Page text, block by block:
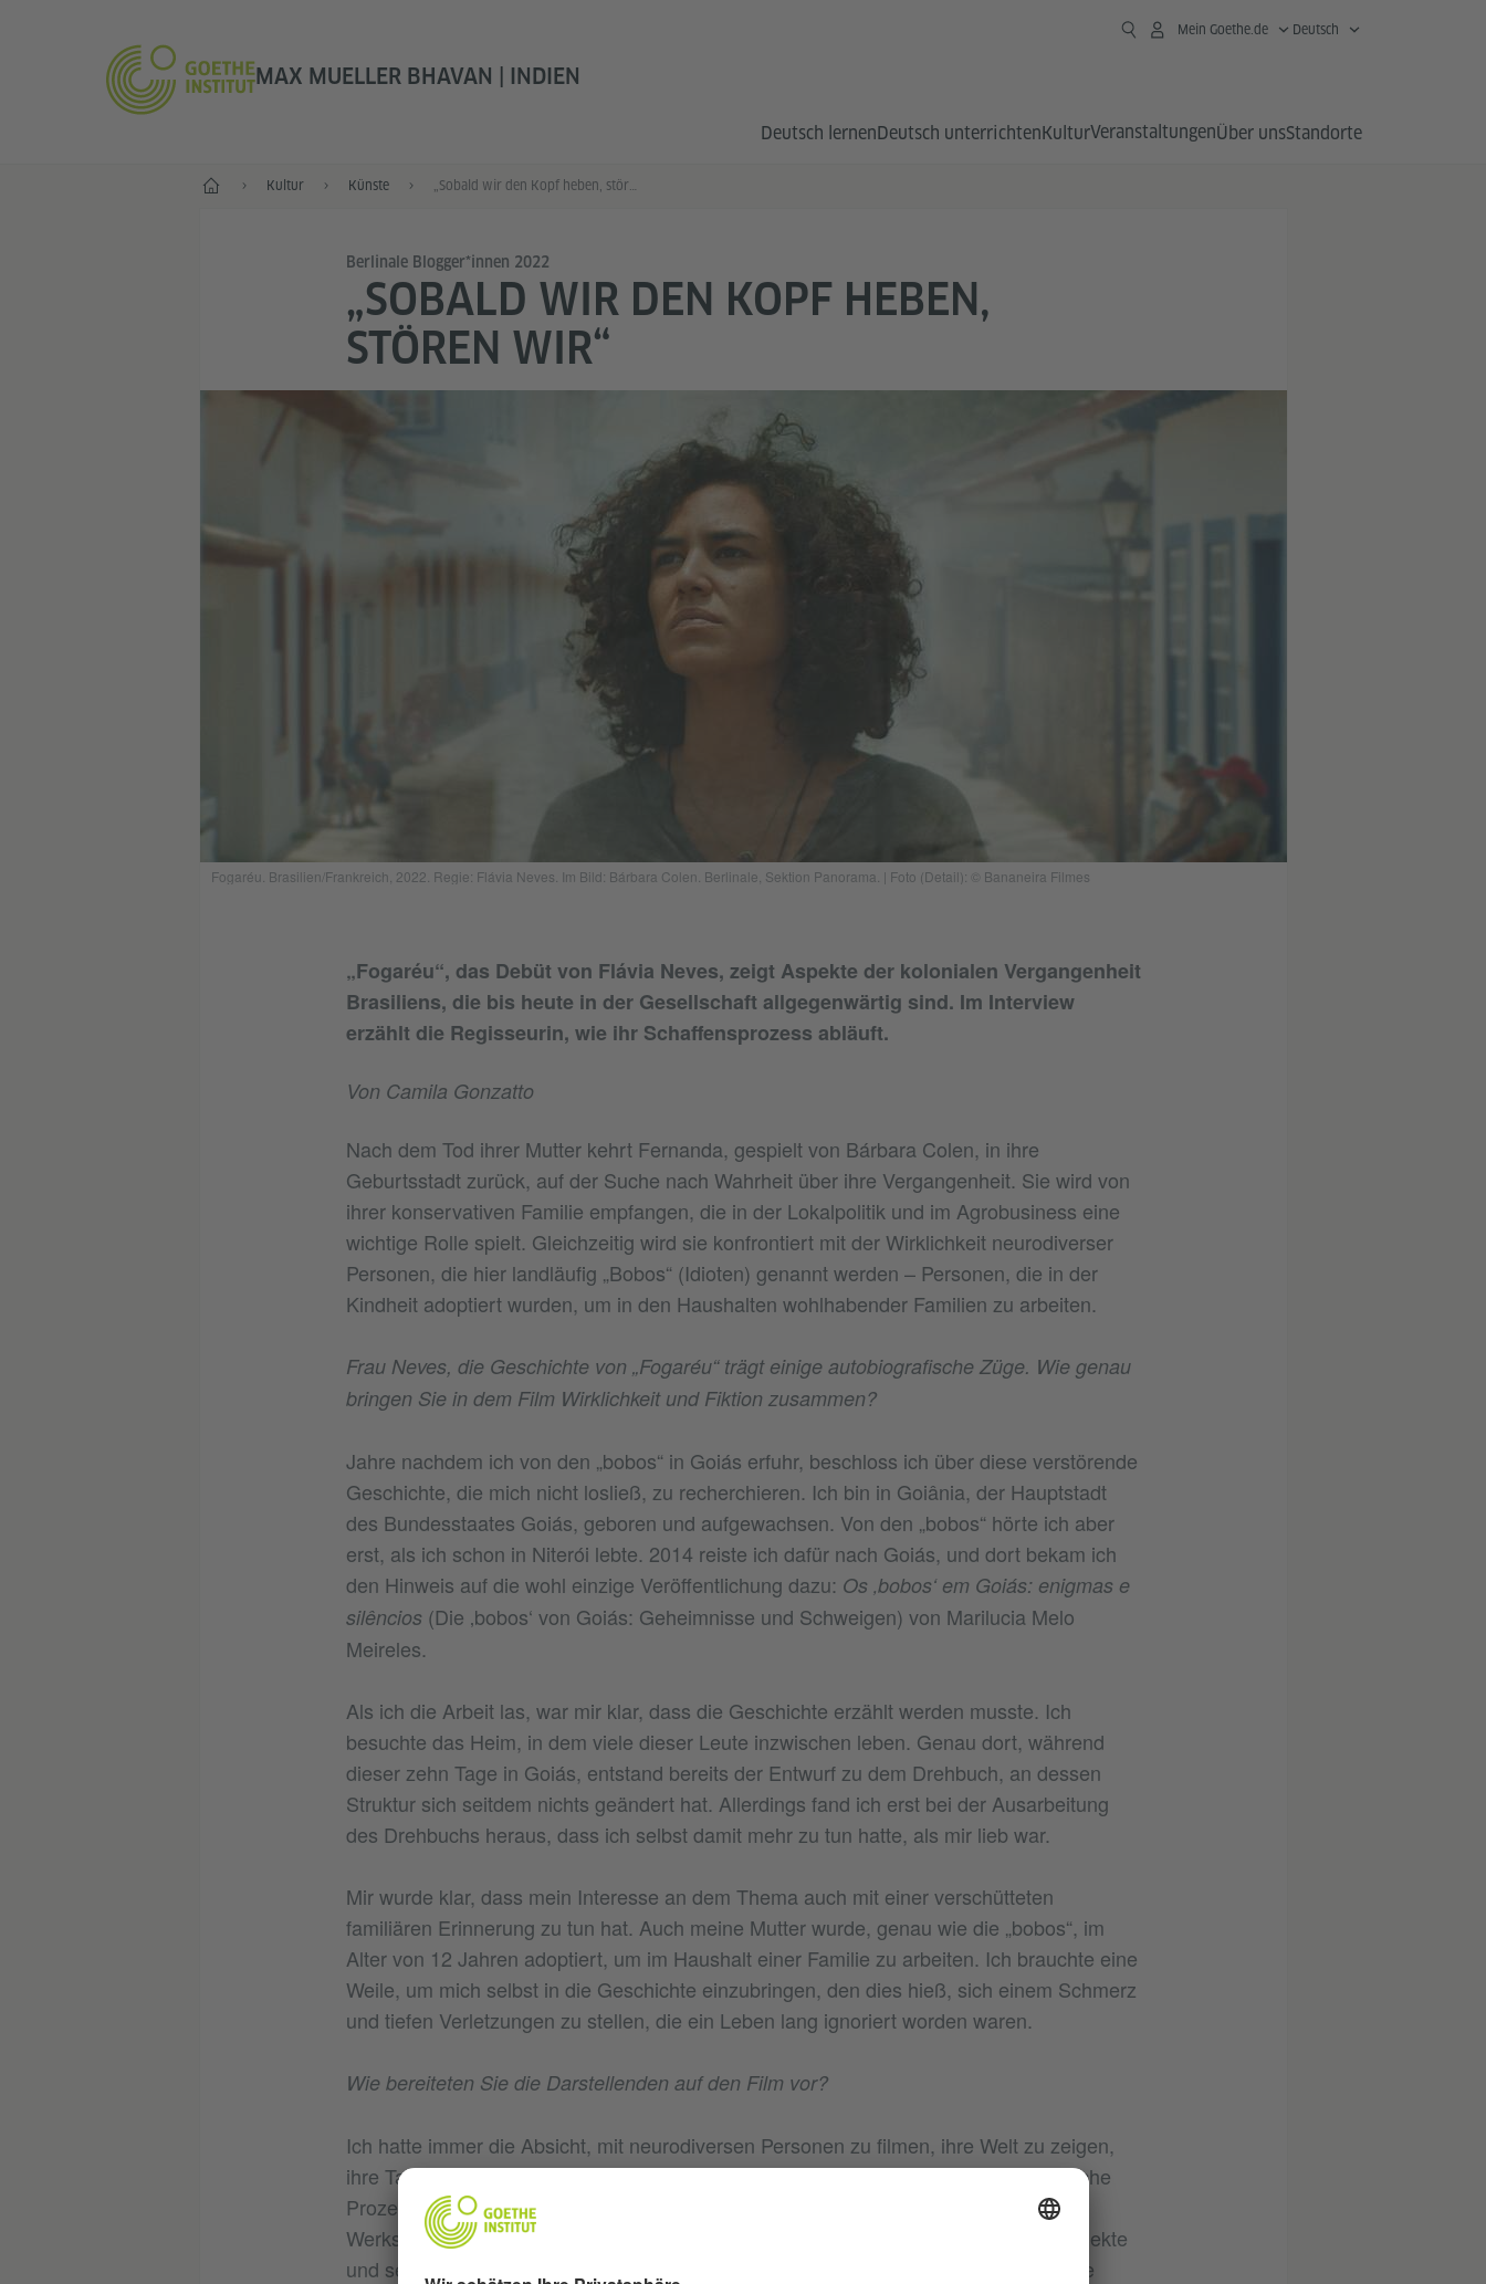
MAX MUELLER BHAVAN | INDIEN
Mein Goethe.de Deutsch
Deutsch lernenDeutsch unterrichtenKulturVeranstaltungenÜber unsStandorte
Start Kultur Künste „Sobald wir den Kopf heben, stören wir“
Berlinale Blogger*innen 2022
„SOBALD WIR DEN KOPF HEBEN,
STÖREN WIR“
Fogaréu. Brasilien/Frankreich, 2022. Regie: Flávia Neves. Im Bild: Bárbara Colen. Berlinale, Sektion Panorama. | Foto (Detail): © Bananeira Filmes
„Fogaréu“, das Debüt von Flávia Neves, zeigt Aspekte der kolonialen Vergangenheit
Brasiliens, die bis heute in der Gesellschaft allgegenwärtig sind. Im Interview
erzählt die Regisseurin, wie ihr Schaffensprozess abläuft.
Von Camila Gonzatto
Nach dem Tod ihrer Mutter kehrt Fernanda, gespielt von Bárbara Colen, in ihre
Geburtsstadt zurück, auf der Suche nach Wahrheit über ihre Vergangenheit. Sie wird von
ihrer konservativen Familie empfangen, die in der Lokalpolitik und im Agrobusiness eine
wichtige Rolle spielt. Gleichzeitig wird sie konfrontiert mit der Wirklichkeit neurodiverser
Personen, die hier landläufig „Bobos“ (Idioten) genannt werden – Personen, die in der
Kindheit adoptiert wurden, um in den Haushalten wohlhabender Familien zu arbeiten.
Frau Neves, die Geschichte von „Fogaréu“ trägt einige autobiografische Züge. Wie genau
bringen Sie in dem Film Wirklichkeit und Fiktion zusammen?
Jahre nachdem ich von den „bobos“ in Goiás erfuhr, beschloss ich über diese verstörende
Geschichte, die mich nicht losließ, zu recherchieren. Ich bin in Goiânia, der Hauptstadt
des Bundesstaates Goiás, geboren und aufgewachsen. Von den „bobos“ hörte ich aber
erst, als ich schon in Niterói lebte. 2014 reiste ich dafür nach Goiás, und dort bekam ich
den Hinweis auf die wohl einzige Veröffentlichung dazu: Os ‚bobos‘ em Goiás: enigmas e
silêncios (Die ‚bobos‘ von Goiás: Geheimnisse und Schweigen) von Marilucia Melo
Meireles.
Als ich die Arbeit las, war mir klar, dass die Geschichte erzählt werden musste. Ich
besuchte das Heim, in dem viele dieser Leute inzwischen leben. Genau dort, während
dieser zehn Tage in Goiás, entstand bereits der Entwurf zu dem Drehbuch, an dessen
Struktur sich seitdem nichts geändert hat. Allerdings fand ich erst bei der Ausarbeitung
des Drehbuchs heraus, dass ich selbst damit mehr zu tun hatte, als mir lieb war.
Mir wurde klar, dass mein Interesse an dem Thema auch mit einer verschütteten
familiären Erinnerung zu tun hat. Auch meine Mutter wurde, genau wie die „bobos“, im
Alter von 12 Jahren adoptiert, um im Haushalt einer Familie zu arbeiten. Ich brauchte eine
Weile, um mich selbst in die Geschichte einzubringen, den dies hieß, sich einem Schmerz
und tiefen Verletzungen zu stellen, die ein Leben lang ignoriert worden waren.
Wie bereiteten Sie die Darstellenden auf den Film vor?
Ich hatte immer die Absicht, mit neurodiversen Personen zu filmen, ihre Welt zu zeigen,
ihre Talente und ihre Gegenwart. Zu zeigen, welche neuen Impulse sie in künstlerische
Prozesse einbringen können. Ich machte mich auf die Suche nach Theatergruppen,
Werkstätten, Instituten und Schulen für Neurodiverse und stieß auf unglaubliche Projekte
und sehr talentierte Schauspieler*innen. Im Zuge dessen begann ich auch selbst, die